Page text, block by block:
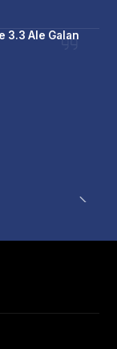
3.3 Ale Galan